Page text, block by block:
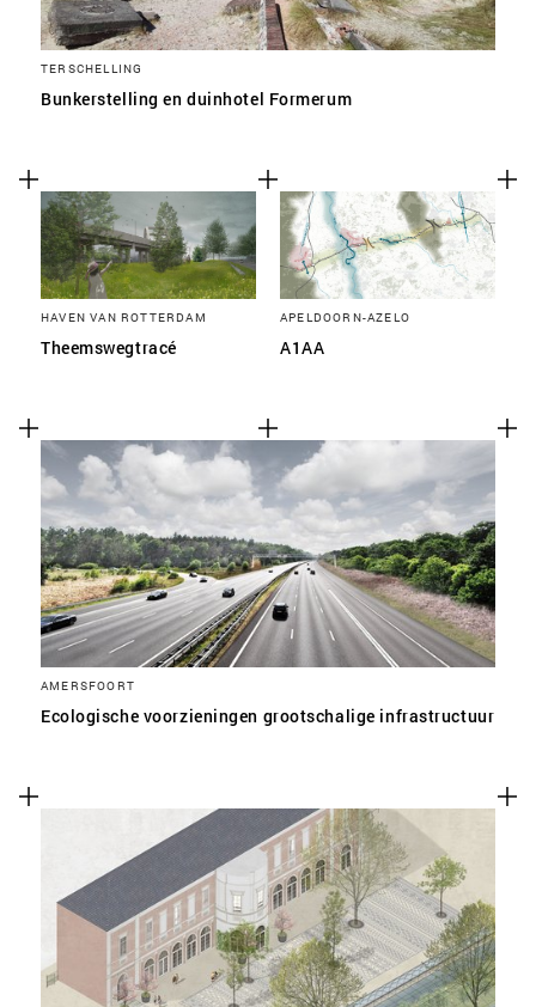
TERSCHELLING
Bunkerstelling en duinhotel Formerum
HAVEN VAN ROTTERDAM
Theemswegtracé
APELDOORN-AZELO
A1AA
AMERSFOORT
Ecologische voorzieningen grootschalige infrastructuur